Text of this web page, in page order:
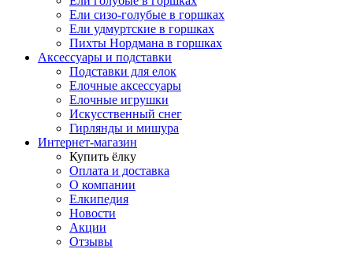
Ели сизо-голубые в горшках
Ели удмуртские в горшках
Пихты Нордмана в горшках
Аксессуары и подставки
Подставки для елок
Елочные аксессуары
Елочные игрушки
Искусственный снег
Гирлянды и мишура
Интернет-магазин
Купить ёлку
Оплата и доставка
О компании
Елкипедия
Новости
Акции
Отзывы